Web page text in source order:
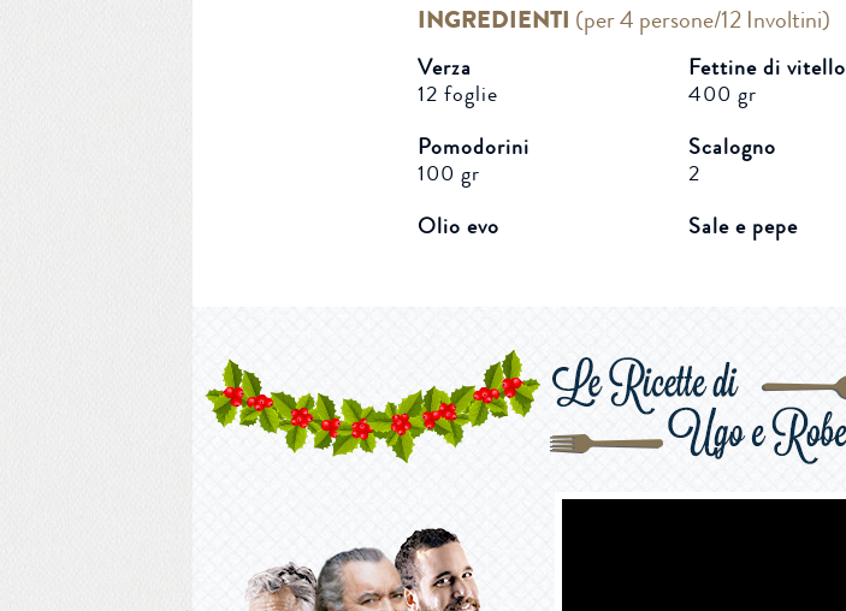
INGREDIENTI (per 4 persone/12 Involtini)
Verza
12 foglie
Fettine di vitello
400 gr
Pomodorini
100 gr
Scalogno
2
Olio evo
Sale e pepe